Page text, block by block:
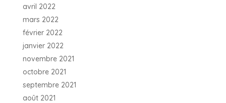
avril 2022
mars 2022
février 2022
janvier 2022
novembre 2021
octobre 2021
septembre 2021
août 2021